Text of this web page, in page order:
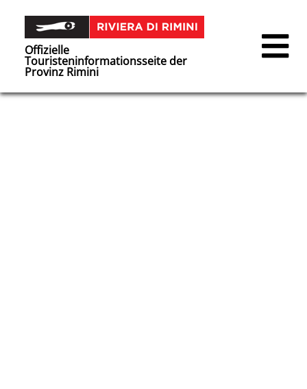
Offizielle
Touristeninformationsseite der
Provinz Rimini